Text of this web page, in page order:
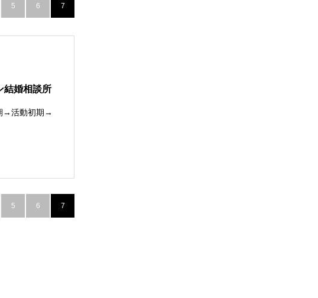
5 6 7
結婚相談所
→活動初期→
5 6 7